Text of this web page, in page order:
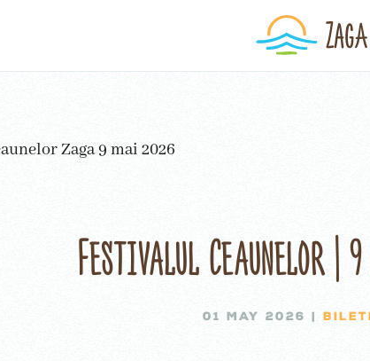
Festivalul Ceaunelor | 9
01 MAY 2026 |